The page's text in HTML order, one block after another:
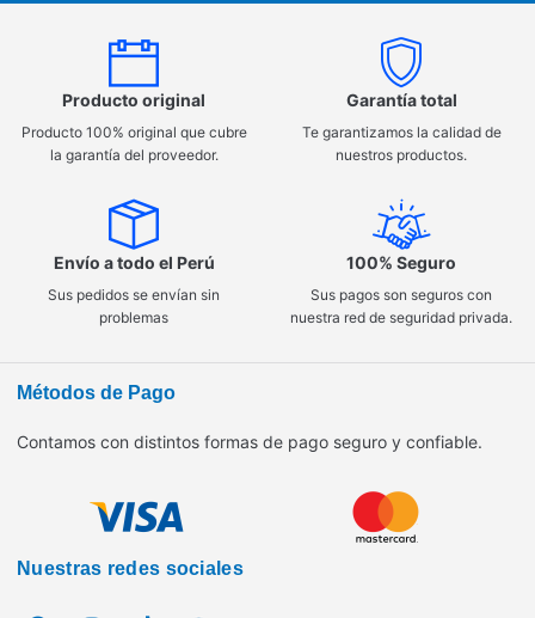
Producto original
Producto 100% original que cubre
la garantía del proveedor.
Garantía total
Te garantizamos la calidad de
nuestros productos.
Envío a todo el Perú
Sus pedidos se envían sin
problemas
100% Seguro
Sus pagos son seguros con
nuestra red de seguridad privada.
Métodos de Pago
Contamos con distintos formas de pago seguro y confiable.
Nuestras redes sociales